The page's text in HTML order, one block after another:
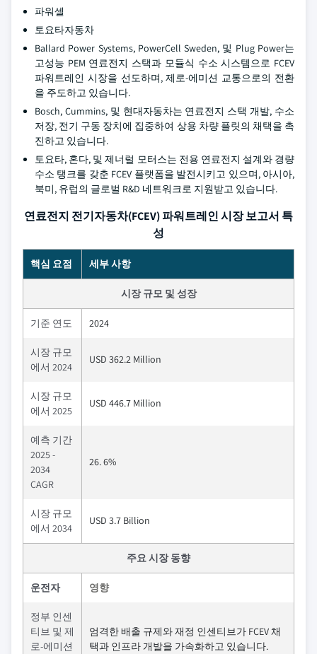
파워셀
토요타자동차
Ballard Power Systems, PowerCell Sweden, 및 Plug Power는
고성능 PEM 연료전지 스택과 모듈식 수소 시스템으로 FCEV
파워트레인 시장을 선도하며, 제로-에미션 교통으로의 전환
을 주도하고 있습니다.
Bosch, Cummins, 및 현대자동차는 연료전지 스택 개발, 수소
저장, 전기 구동 장치에 집중하여 상용 차량 플릿의 채택을 촉
진하고 있습니다.
토요타, 혼다, 및 제너럴 모터스는 전용 연료전지 설계와 경량
수소 탱크를 갖춘 FCEV 플랫폼을 발전시키고 있으며, 아시아,
북미, 유럽의 글로벌 R&D 네트워크로 지원받고 있습니다.
연료전지 전기자동차(FCEV) 파워트레인 시장 보고서 특
성
핵심 요점 세부 사항
시장 규모 및 성장
기준 연도 2024
시장 규모
에서 2024
USD 362.2 Million
시장 규모
에서 2025
USD 446.7 Million
예측 기간
2025 -
2034
CAGR
26. 6%
시장 규모
에서 2034
USD 3.7 Billion
주요 시장 동향
운전자 영향
정부 인센
티브 및 제
로-에미션
엄격한 배출 규제와 재정 인센티브가 FCEV 채
택과 인프라 개발을 가속화하고 있습니다.